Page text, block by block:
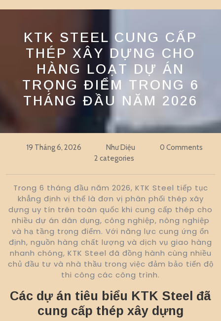
KTK STEEL CUNG CẤP
THÉP XÂY DỰNG CHO
HÀNG LOẠT DỰ ÁN
TRỌNG ĐIỂM TRONG 6
THÁNG ĐẦU NĂM 2026
19 Tháng 6, 2026 Như Diệu
0 Comments
2 categories
Trong 6 tháng đầu năm 2026, KTK Steel tiếp tục
khẳng định vị thế là đơn vị phân phối thép xây
dựng uy tín trên toàn quốc khi cung cấp thép cho
nhiều dự án dân dụng, công nghiệp, nông nghiệp
và hạ tầng trọng điểm. Với năng lực cung ứng ổn
định, nguồn hàng chất lượng và dịch vụ giao hàng
nhanh chóng, KTK Steel đã đồng hành cùng nhiều
chủ đầu tư và nhà thầu trong việc đảm bảo tiến độ
thi công các công trình.
Các dự án tiêu biểu KTK Steel đã
cung cấp thép xây dựng